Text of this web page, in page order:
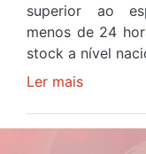
superior ao
menos de 24
stock a nível
Ler maissobre
gratuitos